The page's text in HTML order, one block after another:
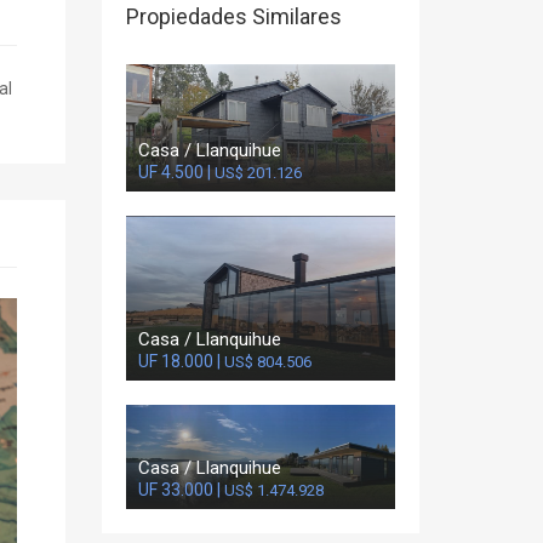
Propiedades Similares
Casa / Llanquihue
UF 4.500 | US$ 201.126
Casa / Llanquihue
UF 18.000 | US$ 804.506
Casa / Llanquihue
UF 33.000 | US$ 1.474.928